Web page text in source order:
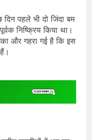
दिन पहले भी दो जिंदा बम
निष्क्रिय किया था।
और गहरा गई है कि इस